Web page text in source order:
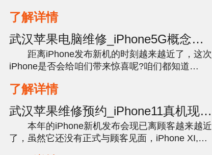
不知道这些新功能的简直是浪费花出去...
了解详情
武汉苹果电脑维修_iPhone5G概念新
距离iPhone发布新机的时刻越来越近了，这次
iPhone是否会给咱们带来惊喜呢?咱们都知道
的，也是因而才让iPhone手机在商场中具有...
了解详情
武汉苹果维修预约_iPhone11真机现
身，华强北抢先发布
本年的iPhone新机发布会现已离顾客越来越近
了，虽然它还没有正式与顾客见面，iPhone XI,新